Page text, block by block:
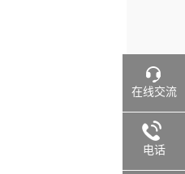
在线交流
电话